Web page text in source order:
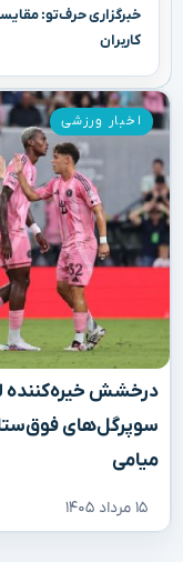
خبرگزاری حرف‌تو:
کاربران
سوپرگل‌های
میامی
۱۵ مرداد ۱۴۰۵
اخبار ورزشی